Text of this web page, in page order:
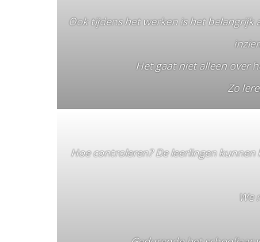
Ook tijdens het werken is het
Het gaat niet alleen over
Zo
Hoe controleren? De leerlingen
We